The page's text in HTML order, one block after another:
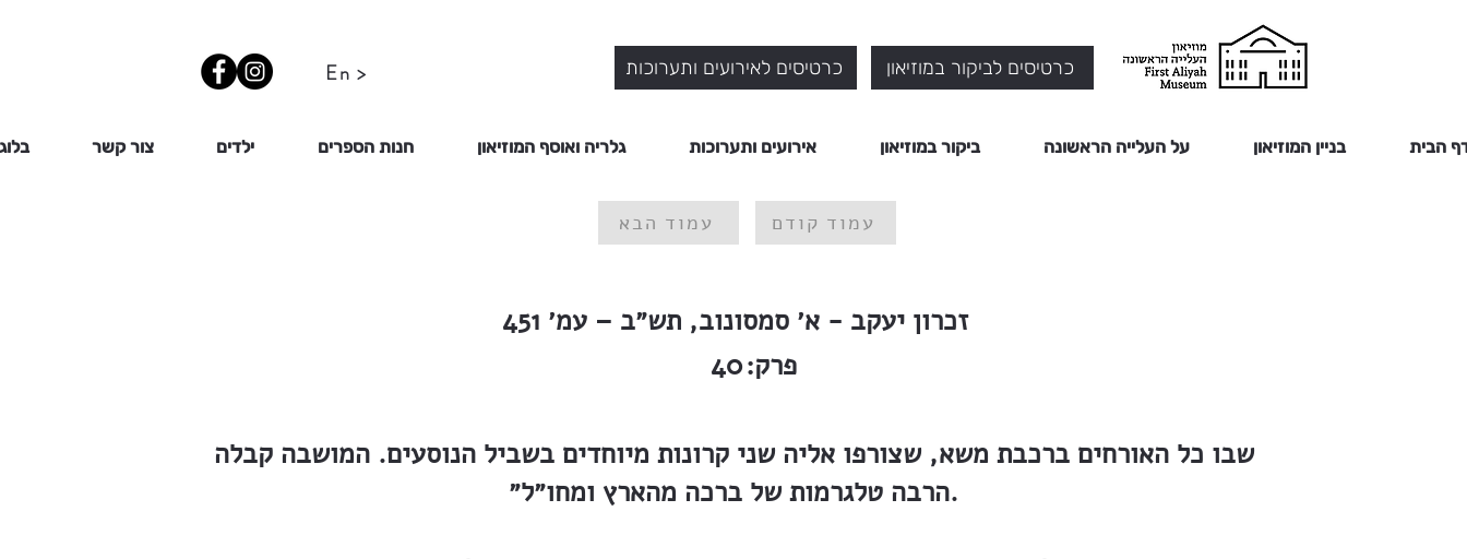
En > כרטיסים לאירועים ותערוכות כרטיסים לביקור במוזיאון
הבית בניין המוזיאון על העלייה הראשונה ביקור במוזיאון אירועים ותערוכות גלריה ואוסף המוזיאון חנות הספרים ילדים צור קשר
עמוד הבא עמוד קודם
זכרון יעקב - א׳ סמסונוב, תש״ב – עמ׳ 451
40פרק:
שבו כל האורחים ברכבת משא, שצורפו אליה שני קרונות מיוחדים בשביל הנוסעים. המושבה קבלה
הרבה טלגרמות של ברכה מהארץ ומחו״ל״.